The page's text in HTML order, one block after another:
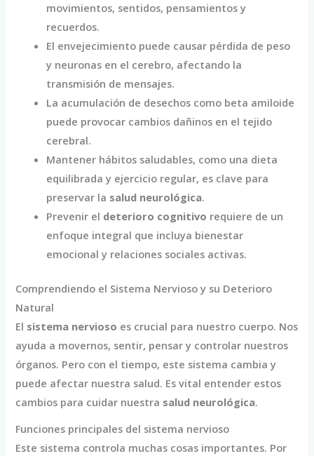
movimientos, sentidos, pensamientos y
recuerdos.
El envejecimiento puede causar pérdida de peso
y neuronas en el cerebro, afectando la
transmisión de mensajes.
La acumulación de desechos como beta amiloide
puede provocar cambios dañinos en el tejido
cerebral.
Mantener hábitos saludables, como una dieta
equilibrada y ejercicio regular, es clave para
preservar la salud neurológica.
Prevenir el deterioro cognitivo requiere de un
enfoque integral que incluya bienestar
emocional y relaciones sociales activas.
Comprendiendo el Sistema Nervioso y su Deterioro
Natural
El sistema nervioso es crucial para nuestro cuerpo. Nos
ayuda a movernos, sentir, pensar y controlar nuestros
órganos. Pero con el tiempo, este sistema cambia y
puede afectar nuestra salud. Es vital entender estos
cambios para cuidar nuestra salud neurológica.
Funciones principales del sistema nervioso
Este sistema controla muchas cosas importantes. Por